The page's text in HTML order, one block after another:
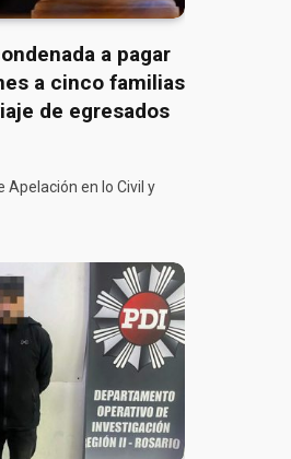
a pagar
a cinco familias
de egresados
Apelación en lo Civil y